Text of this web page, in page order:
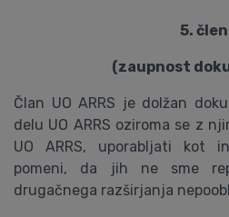
5. člen
(zaupnost
Član UO ARRS je dolžan
delu UO ARRS oziroma se z
UO ARRS, uporabljati kot
pomeni, da jih ne sme
drugačnega razširjanja